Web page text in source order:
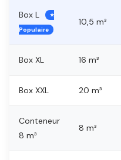
Box L
⭐
Populaire
10,5 m³
Box XL 16 m³
Box XXL 20 m³
Conteneur
8 m³
8 m³